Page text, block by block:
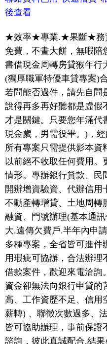
後查看
★效率★專業.★果斷★務
免費，不畫大餅，無暇陪
書借現金周轉房貸猴年行
(獨厚職軍特優車貸專案)
若問能否過件，請先自問
說得再多再好聽都是虛假
才是關鍵。只要您年滿代
現金歲，男需役畢。)，
所有專案只需提供影本資
以前絕不收取任何費用。
情形。專辦銀行貸款、民
開辦增資驗資、代辦信用
不動產轉增貸、土地周轉
融資、門號辦理(基本通
大.遠傳欠費戶.半年內申
多種專案，全省皆可進件
用瑕疵可協辦，合法辦理
借款案件，歡迎來電洽詢
資金卻無法向銀行申貸的
高、工作資歷不足、信用
薪轉) 、聯徵次數過多、
皆可協助辦理，事前保證
諮詢，彼此真誠配合.結